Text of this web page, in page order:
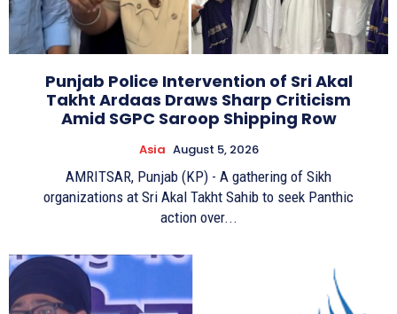
Punjab Police Intervention of Sri Akal
Takht Ardaas Draws Sharp Criticism
Amid SGPC Saroop Shipping Row
Asia August 5, 2026
AMRITSAR, Punjab (KP) - A gathering of Sikh
organizations at Sri Akal Takht Sahib to seek Panthic
action over...